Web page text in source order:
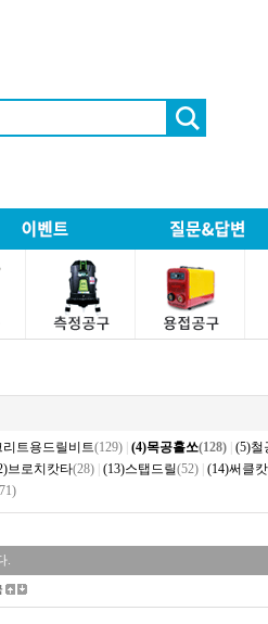
리트용드릴비트(129) (4)목공홀쏘(128) (5)철
브로치캇타(28) (13)스탭드릴(52) (14)써클
.